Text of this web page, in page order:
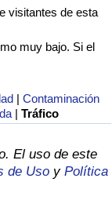
visitantes de esta
muy bajo. Si el
|Contaminación
|Tráfico
El uso de este
de Uso y Política